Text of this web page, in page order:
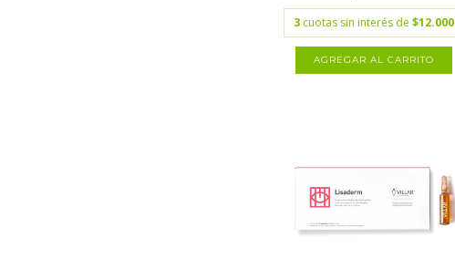
3 cuotas sin interés de $12.000